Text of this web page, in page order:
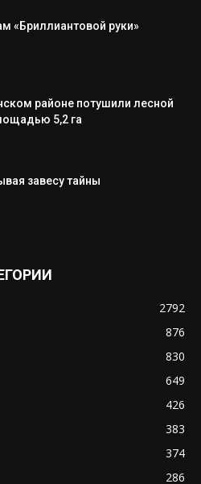
«Бриллиантовой руки»
районе потушили лесной
5,2 га
завесу тайны
2792
876
830
649
426
383
374
286